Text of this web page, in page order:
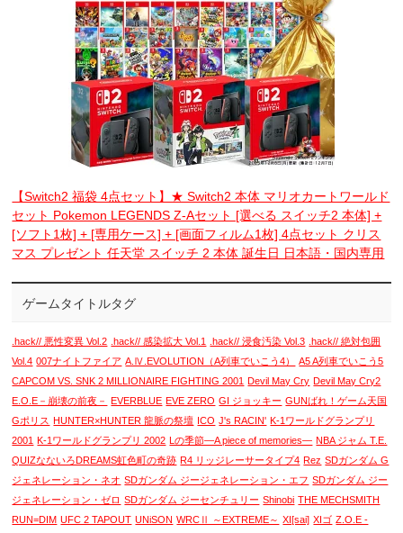
【Switch2 福袋 4点セット】★ Switch2 本体 マリオカートワールド
セット Pokemon LEGENDS Z-Aセット [選べる スイッチ2 本体] +
[ソフト1枚] + [専用ケース] + [画面フィルム1枚] 4点セット クリス
マス プレゼント 任天堂 スイッチ 2 本体 誕生日 日本語・国内専用
ゲームタイトルタグ
.hack// 悪性変異 Vol.2 .hack// 感染拡大 Vol.1 .hack// 浸食汚染 Vol.3 .hack// 絶対包囲
Vol.4 007ナイトファイア A.Ⅳ.EVOLUTION（A列車でいこう4）
A5 A列車でいこう5
CAPCOM VS. SNK 2 MILLIONAIRE FIGHTING 2001 Devil May Cry Devil May Cry2
E.O.E－崩壊の前夜－
EVERBLUE EVE ZERO GI ジョッキー GUNばれ！ゲーム天国
Gポリス HUNTER×HUNTER 龍脈の祭壇 ICO J's RACIN' K-1ワールドグランプリ
2001 K-1ワールドグランプリ 2002 Lの季節―A piece of memories― NBA ジャム T.E.
QUIZなないろDREAMS虹色町の奇跡 R4 リッジレーサータイプ4 Rez SDガンダム G
ジェネレーション・ネオ SDガンダム ジージェネレーション・エフ SDガンダム ジー
ジェネレーション・ゼロ SDガンダム ジーセンチュリー Shinobi THE MECHSMITH
RUN=DIM UFC 2 TAPOUT UNiSON WRCⅡ ～EXTREME～ XI[sai] XIゴ Z.O.E -